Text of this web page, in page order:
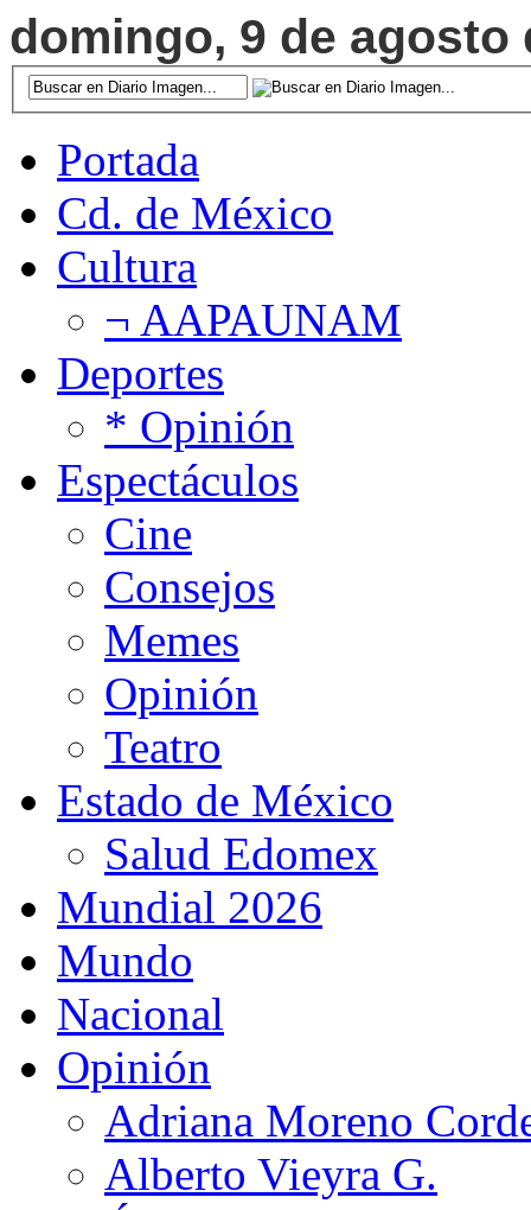
domingo, 9 de agosto
Portada
Cd. de México
Cultura
¬ AAPAUNAM
Deportes
* Opinión
Espectáculos
Cine
Consejos
Memes
Opinión
Teatro
Estado de México
Salud Edomex
Mundial 2026
Mundo
Nacional
Opinión
Adriana Moreno
Alberto Vieyra G.